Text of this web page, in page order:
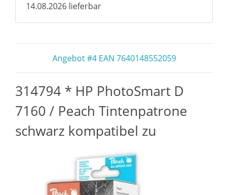
14.08.2026 lieferbar
Angebot #4 EAN 7640148552059
314794 * HP PhotoSmart D
7160 / Peach Tintenpatrone
schwarz kompatibel zu